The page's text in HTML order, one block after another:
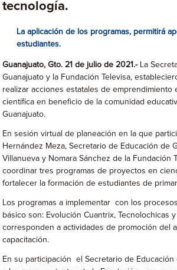
tecnología.
La aplicación de los programas, permitirá
estudiantes.
Guanajuato, Gto. 21 de julio de 2021.-La
Guanajuato y la Fundación Televisa,
realizar acciones estatales de emprendimiento
científica en beneficio de la comunidad
Guanajuato.
En sesión virtual de planeación en la que
Hernández Meza, Secretario de Educación de
Villanueva y Nomara Sánchez de la Fundación
coordinar tres programas de proyectos en
fortalecer la formación de estudiantes de
Los programas a implementar con los
básico son: Evolución Cuantrix, Tecnolochicas
corresponden a actividades de promoción del
capacitación.
En su participación el Secretario de Educación